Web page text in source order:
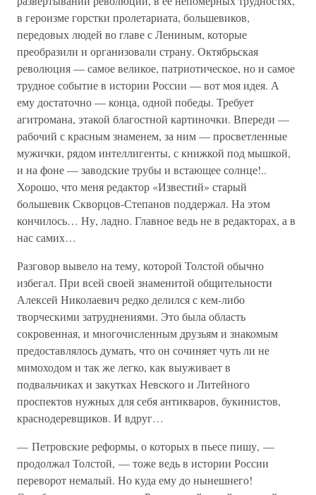
в героизме горстки пролетариата, большевиков,
передовых людей во главе с Лениным, которые
преобразили и организовали страну. Октябрьская
революция — самое великое, патриотическое, но и самое
трудное событие в истории России — вот моя идея. А
ему достаточно — конца, одной победы. Требует
агитромана, этакой благостной картиночки. Впереди —
рабочий с красным знаменем, за ним — просветленные
мужички, рядом интеллигенты, с книжкой под мышкой,
и на фоне — заводские трубы и встающее солнце!..
Хорошо, что меня редактор «Известий» старый
большевик Скворцов-Степанов поддержал. На этом
кончилось… Ну, ладно. Главное ведь не в редакторах, а в
нас самих…
Разговор вывело на тему, которой Толстой обычно
избегал. При всей своей знаменитой общительности
Алексей Николаевич редко делился с кем-либо
творческими затруднениями. Это была область
сокровенная, и многочисленным друзьям и знакомым
предоставлялось думать, что он сочиняет чуть ли не
мимоходом и так же легко, как выуживает в
подвальчиках и закутках Невского и Литейного
проспектов нужных для себя антикваров, букинистов,
краснодеревщиков. И вдруг…
— Петровские реформы, о которых в пьесе пишу, —
продолжал Толстой, — тоже ведь в истории России
переворот немалый. Но куда ему до нынешнего!